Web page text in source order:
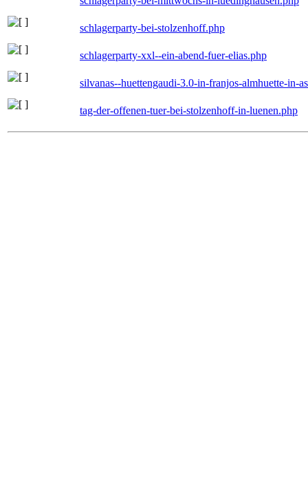
schlagerparty-bei-stolzenhoff.php
schlagerparty-xxl--ein-abend-fuer-elias.php
silvanas--huettengaudi-3.0-in-franjos-almhuette-in-
tag-der-offenen-tuer-bei-stolzenhoff-in-luenen.php